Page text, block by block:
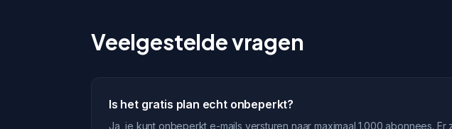
Veelgestelde vragen
Is het gratis plan echt onbeperkt?
Ja, je kunt onbeperkt e-mails versturen naar maximaal 1.000 abonnees.